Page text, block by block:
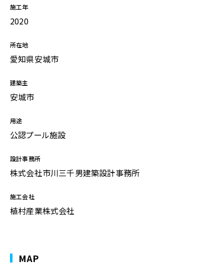
施工年
2020
所在地
愛知県安城市
建築主
安城市
用途
公認プール施設
設計事務所
株式会社市川三千男建築設計事務所
施工会社
植村産業株式会社
MAP